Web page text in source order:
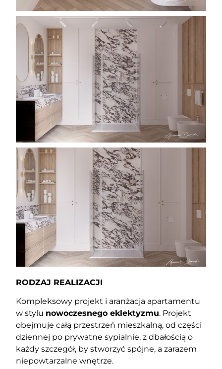
RODZAJ REALIZACJI
Kompleksowy projekt i aranżacja apartamentu
w stylu nowoczesnego eklektyzmu. Projekt
obejmuje całą przestrzeń mieszkalną, od części
dziennej po prywatne sypialnie, z dbałością o
każdy szczegół, by stworzyć spójne, a zarazem
niepowtarzalne wnętrze.